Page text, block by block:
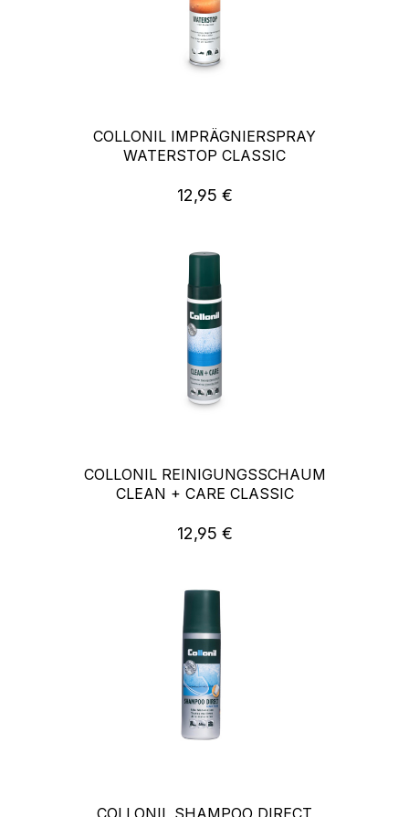
COLLONIL IMPRÄGNIERSPRAY
WATERSTOP CLASSIC
Regulärer Preis:
12,95 €
COLLONIL REINIGUNGSSCHAUM
CLEAN + CARE CLASSIC
Regulärer Preis:
12,95 €